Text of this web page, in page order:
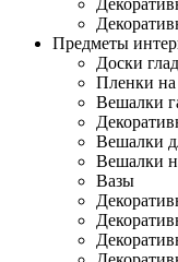
Предметы
Доски
Пленки на
Вешалки
Вешалки
Вешалки
Вазы